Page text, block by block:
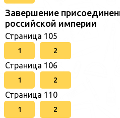
Завершение
российской империи
Страница 105
1 2
Страница 106
1 2
Страница 110
1 2